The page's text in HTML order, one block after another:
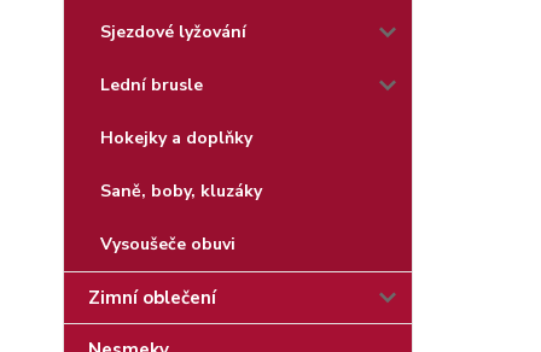
Sjezdové lyžování
Lední brusle
Hokejky a doplňky
Saně, boby, kluzáky
Vysoušeče obuvi
Zimní oblečení